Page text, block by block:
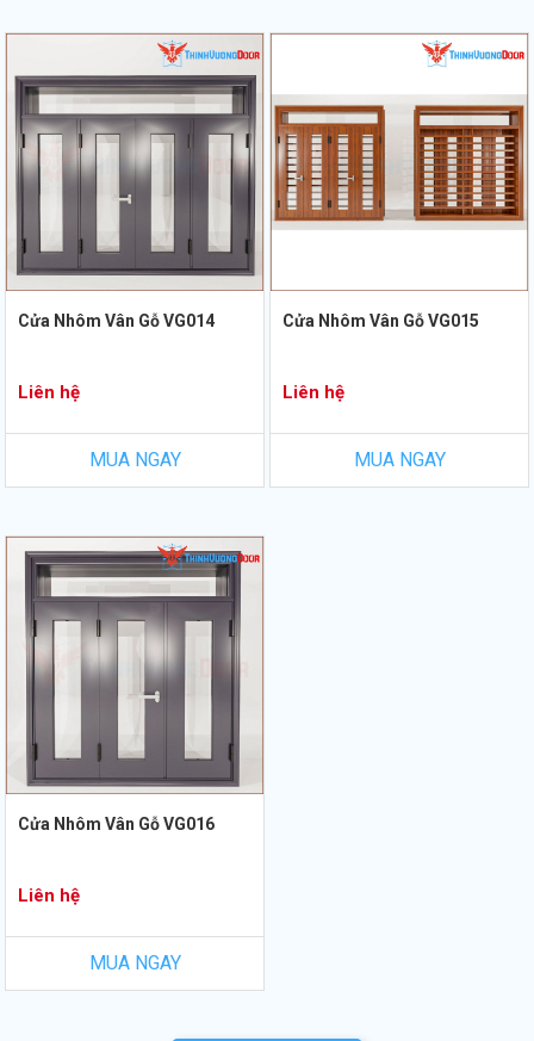
Cửa Nhôm Vân Gỗ VG014
Liên hệ
MUA NGAY
Cửa Nhôm Vân Gỗ VG015
Liên hệ
MUA NGAY
Cửa Nhôm Vân Gỗ VG016
Liên hệ
MUA NGAY